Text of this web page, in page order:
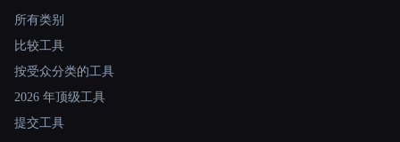
所有类别
比较工具
按受众分类的工具
2026 年顶级工具
提交工具